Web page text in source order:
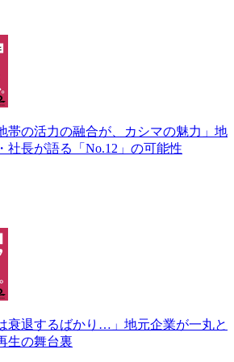
帯の活力の融合が、カシマの魅力」地
社長が語る「No.12」の可能性
衰退するばかり…」地元企業が一丸と
生の舞台裏